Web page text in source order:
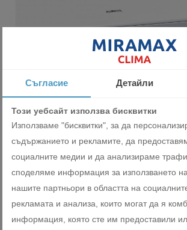
Инверторен стенен климатик General Fujitsu
2399.00 лв
1226.59 €
ДОБАВИ
Съгласие Детайли
Този уебсайт използва бисквитки
Използваме "бисквитки", за да
съдържанието и рекламите, да
социалните медии и да анализираме
споделяме информация за използването
нашите партньори в областта на
рекламата и анализа, които могат да я
информация, която сте им предоставили